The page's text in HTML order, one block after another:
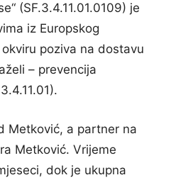
(SF.3.4.11.01.0109) je
iz Europskog
poziva na dostavu
– prevencija
Metković, a partner na
Metković. Vrijeme
dok je ukupna